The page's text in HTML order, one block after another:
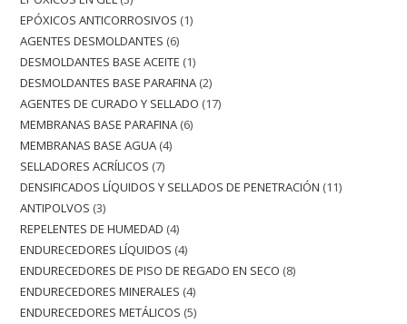
EPÓXICOS ANTICORROSIVOS 1
AGENTES DESMOLDANTES 6
DESMOLDANTES BASE ACEITE 1
DESMOLDANTES BASE PARAFINA 2
AGENTES DE CURADO Y SELLADO 17
MEMBRANAS BASE PARAFINA 6
MEMBRANAS BASE AGUA 4
SELLADORES ACRÍLICOS 7
DENSIFICADOS LÍQUIDOS Y SELLADOS DE PENETRACIÓN 11
ANTIPOLVOS 3
REPELENTES DE HUMEDAD 4
ENDURECEDORES LÍQUIDOS 4
ENDURECEDORES DE PISO DE REGADO EN SECO 8
ENDURECEDORES MINERALES 4
ENDURECEDORES METÁLICOS 5